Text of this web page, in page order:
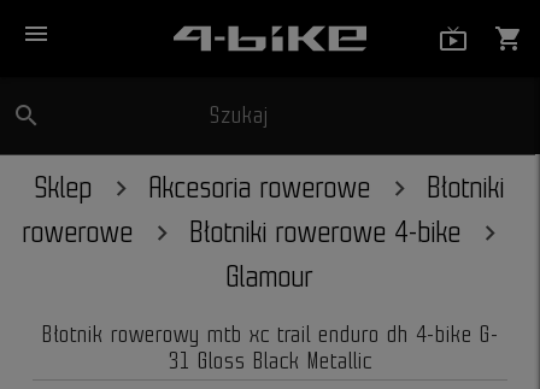
menu shopping_cart
search Szukaj
Sklep Akcesoria rowerowe
Błotniki
rowerowe
Błotniki rowerowe 4-bike
Glamour
Błotnik rowerowy mtb xc trail enduro dh 4-bike G-
31 Gloss Black Metallic